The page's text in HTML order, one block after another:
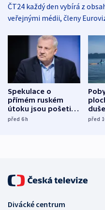
ČT24 každý den vybírá z
veřejnými médii, členy
Spekulace o
přímém ruském
útoku jsou pošetilé,
míní estonský
před 6h před
Divácké centrum